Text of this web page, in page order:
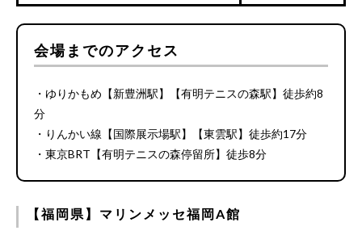
会場までのアクセス
・ゆりかもめ【新豊洲駅】【有明テニスの森駅】徒歩約8
分
・りんかい線【国際展示場駅】【東雲駅】徒歩約17分
・東京BRT【有明テニスの森停留所】徒歩8分
【福岡県】マリンメッセ福岡A館